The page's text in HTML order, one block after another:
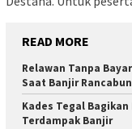
READ MORE
Relawan Tanpa
Saat Banjir
Kades Tegal
Terdampak Banjir